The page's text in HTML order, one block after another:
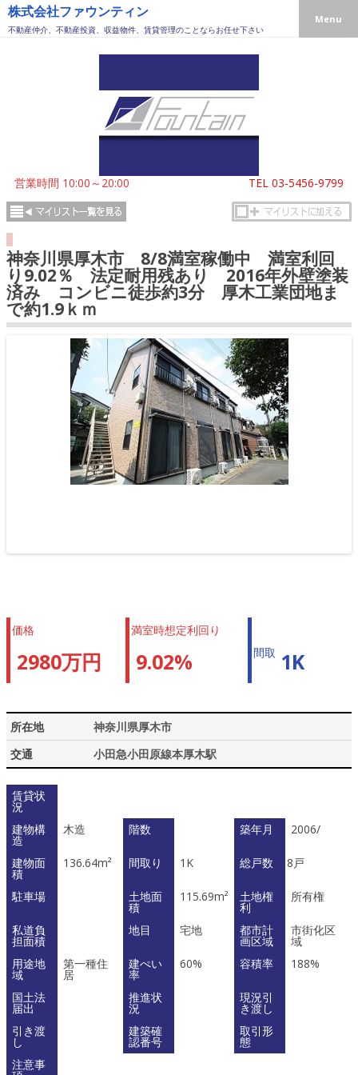
株式会社ファウンティン
不動産仲介、不動産投資、収益物件、賃貸管理のことならお任せ下さい
営業時間 10:00～20:00 TEL 03-5456-9799
Menu
神奈川県厚木市 8/8満室稼働中 満室利回
り9.02％ 法定耐用残あり 2016年外壁塗装
済み コンビニ徒歩約3分 厚木工業団地ま
で約1.9ｋｍ
価格
2980万円
満室時想定利回り
9.02% 間取 1K
所在地
神奈川県厚木市
交通
小田急小田原線本厚木駅
賃貸状
況
建物構
造
木造 階数 築年月 2006/
建物面
積
136.64m² 間取り 1K 総戸数 8戸
駐車場 土地面
積
115.69m² 土地権
利
所有権
私道負
担面積
地目 宅地 都市計
画区域
市街化区
域
用途地
域
第一種住
居
建ぺい
率
60% 容積率 188%
国土法
届出
推進状
況
現況引
き渡し
引き渡
し
建築確
認番号
取引形
態
注意事